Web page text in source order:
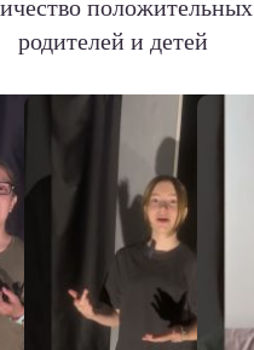
положительных
родителей и детей